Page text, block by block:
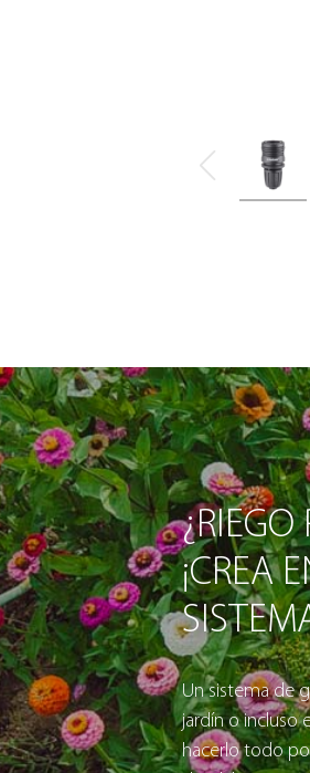
¿RIEGO
¡CREA
Un sistema de
jardín o incluso
hacerlo todo